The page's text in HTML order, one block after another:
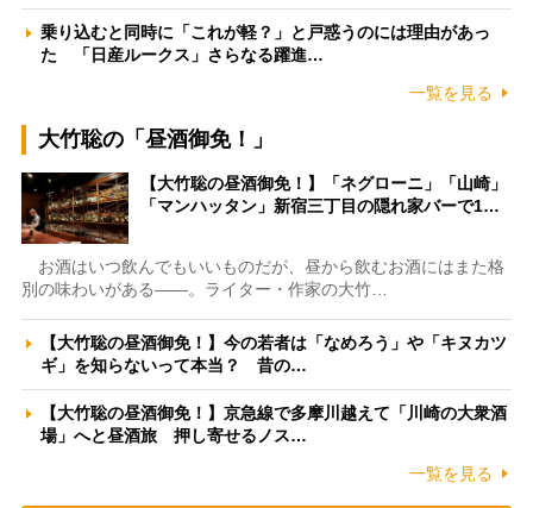
乗り込むと同時に「これが軽？」と戸惑うのには理由があっ
た 「日産ルークス」さらなる躍進…
一覧を見る
大竹聡の「昼酒御免！」
【大竹聡の昼酒御免！】「ネグローニ」「山崎」
「マンハッタン」新宿三丁目の隠れ家バーで1…
お酒はいつ飲んでもいいものだが、昼から飲むお酒にはまた格
別の味わいがある――。ライター・作家の大竹…
【大竹聡の昼酒御免！】今の若者は「なめろう」や「キヌカツ
ギ」を知らないって本当？ 昔の…
【大竹聡の昼酒御免！】京急線で多摩川越えて「川崎の大衆酒
場」へと昼酒旅 押し寄せるノス…
一覧を見る